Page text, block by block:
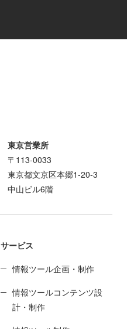
東京営業所
〒113-0033
東京都文京区本郷1-20-3
中山ビル6階
サービス
情報ツール企画・制作
情報ツールコンテンツ設
計・制作